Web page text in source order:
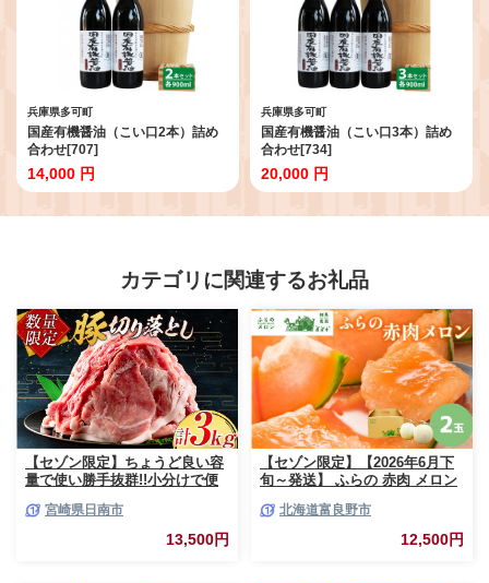
兵庫県多可町
国産有機醤油（こい口2本）詰め
合わせ[707]
14,000 円
兵庫県多可町
国産有機醤油（こい口3本）詰め
合わせ[734]
20,000 円
カテゴリに関連するお礼品
【セゾン限定】ちょうど良い容
量で使い勝手抜群!!小分けで便
3kg お肉 豚肉 ポーク 国産 小分
け 真空パック 個包装 万能食材
おすすめ おかず 食品 炒め物 お
宮崎県日南市
13,500円
【セゾン限定】【2026年6月下
旬～発送】 ふらの 赤肉 メロン
市 (相馬農園) メロン フルーツ
果物 新鮮 甘い 贈り物 ギフト
道産 ジューシー おやつ ふらの
北海道富良野市
12,500円